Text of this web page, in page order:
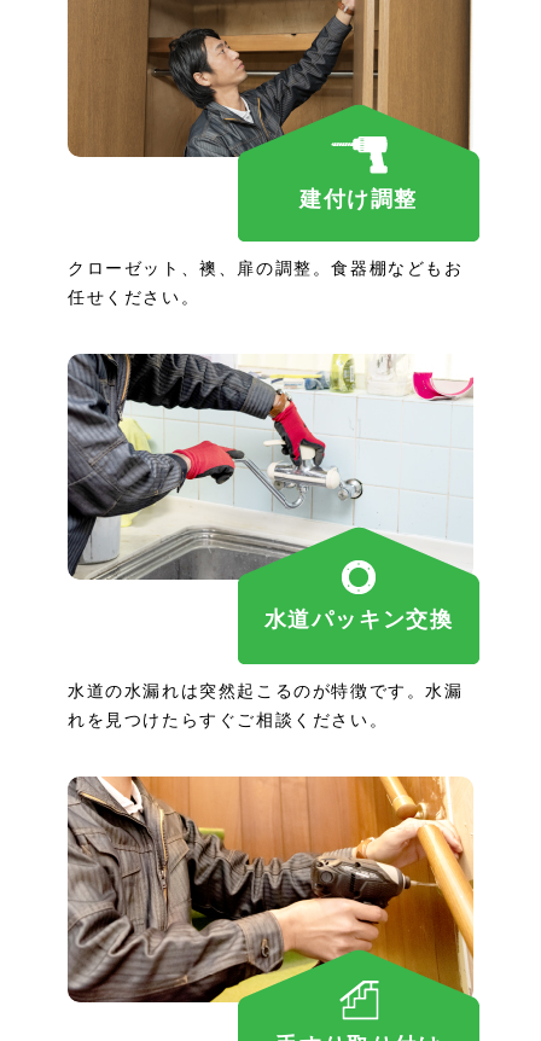
建付け調整
クローゼット、襖、扉の調整。食器棚などもお
任せください。
水道パッキン交換
水道の水漏れは突然起こるのが特徴です。水漏
れを見つけたらすぐご相談ください。